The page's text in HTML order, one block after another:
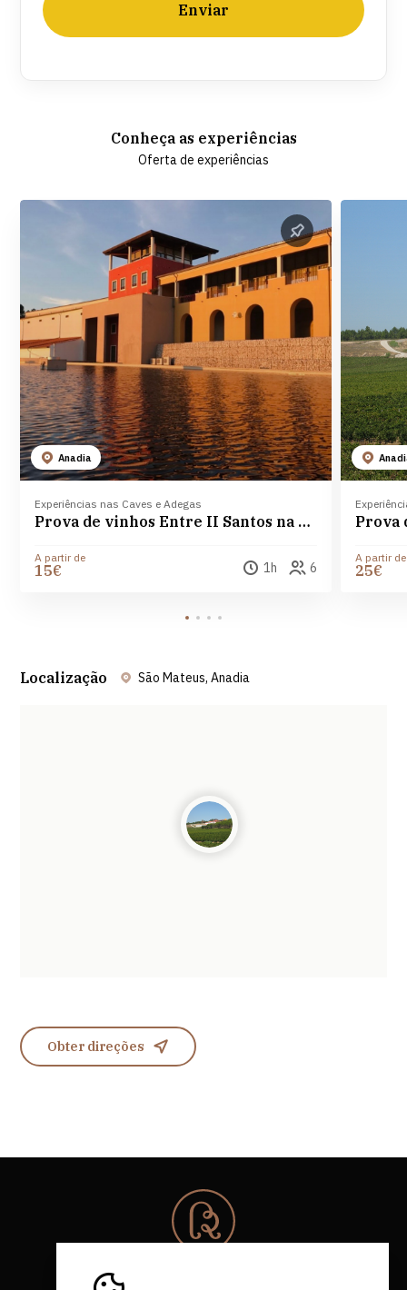
Enviar
Conheça as experiências
Oferta de experiências
Anadia
Experiências nas Caves e Adegas
Prova de vinhos Entre II Santos na Adega Campolargo
A partir de
15€ 1h 6
A partir de
25€
Localização São Mateus, Anadia
Obter direções